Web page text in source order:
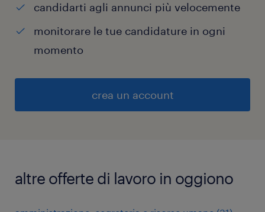
candidarti agli annunci più velocemente
monitorare le tue candidature in ogni
momento
crea un account
altre offerte di lavoro in oggiono